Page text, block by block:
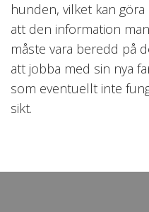
hunden, vilket kan
att den information
måste vara beredd på
att jobba med sin nya
som eventuellt inte
sikt.